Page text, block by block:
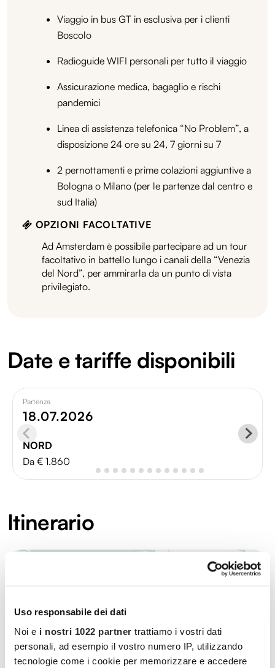
Uso responsabile dei dati
Noi e i nostri 1022 partner trattiamo i vostri dati
personali, ad esempio il vostro numero IP, utilizzando
tecnologie come i cookie per memorizzare e accedere
Viaggio in bus GT in esclusiva per i clienti
Boscolo
Radioguide WIFI personali per tutto il viaggio
Assicurazione medica, bagaglio e rischi
pandemici
Linea di assistenza telefonica “No Problem”, a
disposizione 24 ore su 24, 7 giorni su 7
2 pernottamenti e prime colazioni aggiuntive a
Bologna o Milano (per le partenze dal centro e
sud Italia)
OPZIONI FACOLTATIVE
Ad Amsterdam è possibile partecipare ad un tour
facoltativo in battello lungo i canali della “Venezia
del Nord”, per ammirarla da un punto di vista
privilegiato.
Date e tariffe disponibili
Partenza
18.07.2026
NORD
Da € 1.860
Itinerario